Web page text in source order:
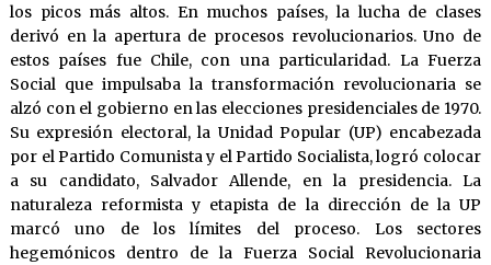
los picos más altos. En muchos países, la lucha de clases
derivó en la apertura de procesos revolucionarios. Uno de
estos países fue Chile, con una particularidad. La Fuerza
Social que impulsaba la transformación revolucionaria se
alzó con el gobierno en las elecciones presidenciales de 1970.
Su expresión electoral, la Unidad Popular (UP) encabezada
por el Partido Comunista y el Partido Socialista, logró colocar
a su candidato, Salvador Allende, en la presidencia. La
naturaleza reformista y etapista de la dirección de la UP
marcó uno de los límites del proceso. Los sectores
hegemónicos dentro de la Fuerza Social Revolucionaria